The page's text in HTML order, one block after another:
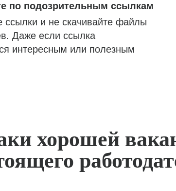
по подозрительным ссылкам
ссылки и не скачивайте файлы
Даже если ссылка
интересным или полезным
хорошей